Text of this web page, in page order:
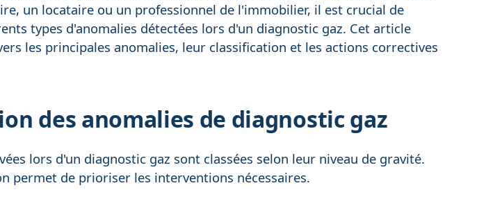
un locataire ou un professionnel de l'immobilier, il est crucial de
types d'anomalies détectées lors d'un diagnostic gaz. Cet article
les principales anomalies, leur classification et les actions correctives
des anomalies de diagnostic gaz
lors d'un diagnostic gaz sont classées selon leur niveau de gravité.
permet de prioriser les interventions nécessaires.